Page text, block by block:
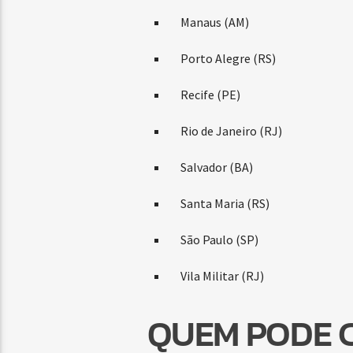
Manaus (AM)
Porto Alegre (RS)
Recife (PE)
Rio de Janeiro (RJ)
Salvador (BA)
Santa Maria (RS)
São Paulo (SP)
Vila Militar (RJ)
QUEM PODE